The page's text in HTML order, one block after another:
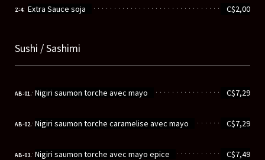
Z-4. C$2,00
Extra Sauce soja
Sushi / Sashimi
AB-01. C$7,29
Nigiri saumon torche avec mayo
AB-02. C$7,29
Nigiri saumon torche caramelise avec mayo
AB-03. C$7,49
Nigiri saumon torche avec mayo epice